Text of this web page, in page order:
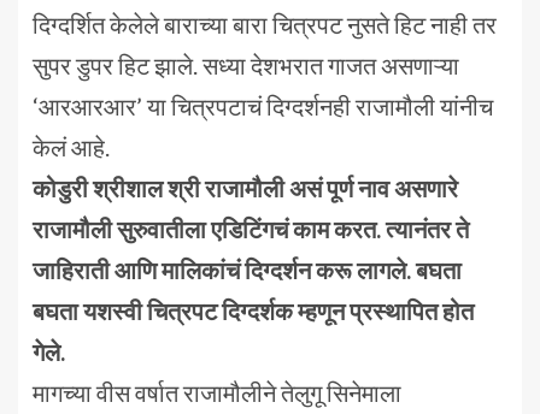
दिग्दर्शित केलेले बाराच्या बारा चित्रपट नुसते हिट नाही तर
सुपर डुपर हिट झाले. सध्या देशभरात गाजत असणाऱ्या
‘आरआरआर’ या चित्रपटाचं दिग्दर्शनही राजामौली यांनीच
केलं आहे.
कोडुरी श्रीशाल श्री राजामौली असं पूर्ण नाव असणारे
राजामौली सुरुवातीला एडिटिंगचं काम करत. त्यानंतर ते
जाहिराती आणि मालिकांचं दिग्दर्शन करू लागले. बघता
बघता यशस्वी चित्रपट दिग्दर्शक म्हणून प्रस्थापित होत
गेले.
मागच्या वीस वर्षात राजामौलीने तेलुगू सिनेमाला